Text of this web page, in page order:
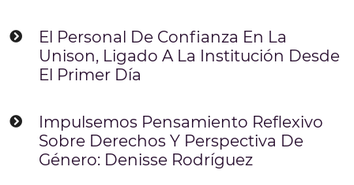
El Personal De Confianza En La
Unison, Ligado A La Institución Desde
El Primer Día
Impulsemos Pensamiento Reflexivo
Sobre Derechos Y Perspectiva De
Género: Denisse Rodríguez